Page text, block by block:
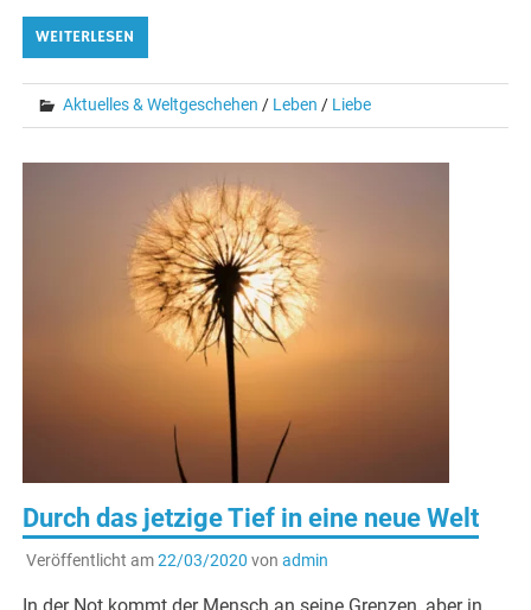
WEITERLESEN
Aktuelles & Weltgeschehen / Leben / Liebe
Durch das jetzige Tief in eine neue Welt
Veröffentlicht am22/03/2020 von admin
In der Not kommt der Mensch an seine Grenzen, aber in